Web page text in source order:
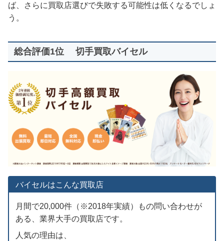
ば、さらに買取店選びで失敗する可能性は低くなるでしょ
う。
総合評価1位 切手買取バイセル
バイセルはこんな買取店
月間で20,000件（※2018年実績）もの問い合わせが
ある、業界大手の買取店です。
人気の理由は、